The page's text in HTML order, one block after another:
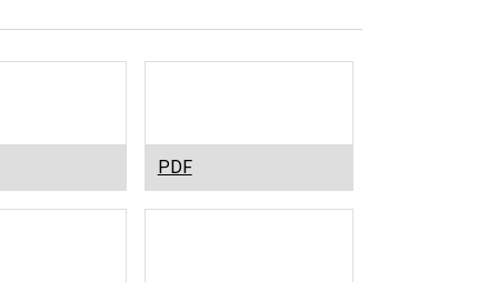
PDFDiabetes
en
mondgezondheid